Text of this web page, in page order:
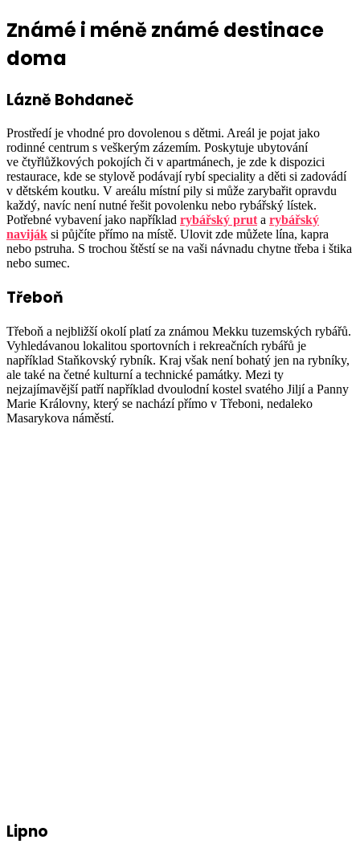
Známé i méně známé destinace
doma
Lázně Bohdaneč
Prostředí je vhodné pro dovolenou s dětmi. Areál je pojat jako
rodinné centrum s veškerým zázemím. Poskytuje ubytování
ve čtyřlůžkových pokojích či v apartmánech, je zde k dispozici
restaurace, kde se stylově podávají rybí speciality a děti si zadovádí
v dětském koutku. V areálu místní pily si může zarybařit opravdu
každý, navíc není nutné řešit povolenku nebo rybářský lístek.
Potřebné vybavení jako například rybářský prut a rybářský
naviják si půjčíte přímo na místě. Ulovit zde můžete lína, kapra
nebo pstruha. S trochou štěstí se na vaši návnadu chytne třeba i štika
nebo sumec.
Třeboň
Třeboň a nejbližší okolí platí za známou Mekku tuzemských rybářů.
Vyhledávanou lokalitou sportovních i rekreačních rybářů je
například Staňkovský rybník. Kraj však není bohatý jen na rybníky,
ale také na četné kulturní a technické památky. Mezi ty
nejzajímavější patří například dvoulodní kostel svatého Jiljí a Panny
Marie Královny, který se nachází přímo v Třeboni, nedaleko
Masarykova náměstí.
Lipno